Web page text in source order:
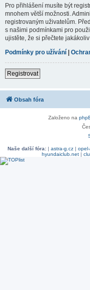
Pro přihlášení musíte být
mnohem větší možnosti.
registrovaným uživatelům.
s našimi podmínkami pro
ujistěte, že si přečtete
Podmínky pro užívání |
Registrovat
Obsah fóra
Založeno na
Naše další fóra: | astra-g.cz |
hyundaiclub.net|